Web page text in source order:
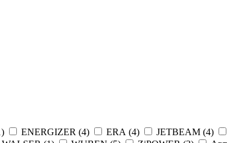
) ENERGIZER (4) ERA (4) JETBEAM (4)